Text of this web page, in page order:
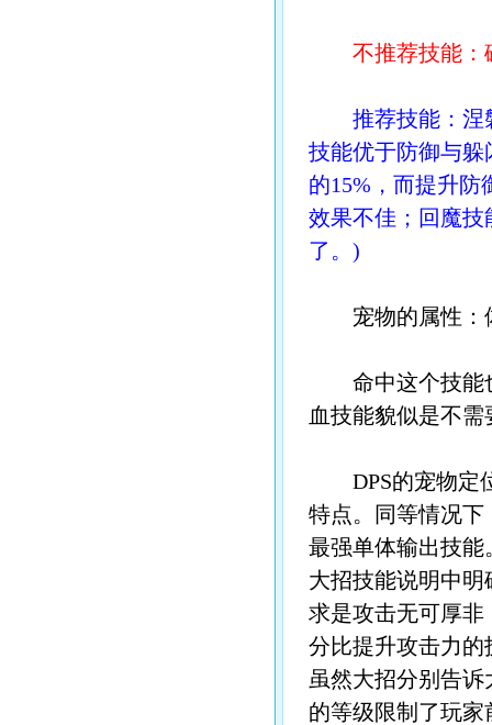
不推荐技能：
推荐技能：涅
技能优于防御与
的15%，而提升
效果不佳；回魔
了。)
宠物的属性：
命中这个技能也
血技能貌似是不
DPS的宠物定
特点。同等情况
最强单体输出技
大招技能说明中
求是攻击无可厚
分比提升攻击力
虽然大招分别告
的等级限制了玩